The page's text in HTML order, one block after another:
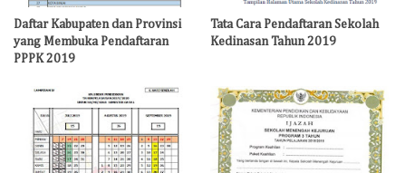
Daftar Kabupaten dan Provinsi
yang Membuka Pendaftaran
PPPK 2019
Tata Cara Pendaftaran Sekolah
Kedinasan Tahun 2019